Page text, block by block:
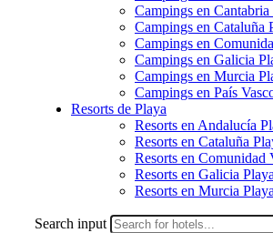
Campings en Cantabria
Campings en Cataluña
Campings en
Campings en Galicia
Campings en Murcia
Campings en País
Resorts de Playa
Resorts en Andalucía
Resorts en Cataluña
Resorts en Comunidad
Resorts en Galicia Playa
Resorts en Murcia Playa
Search input